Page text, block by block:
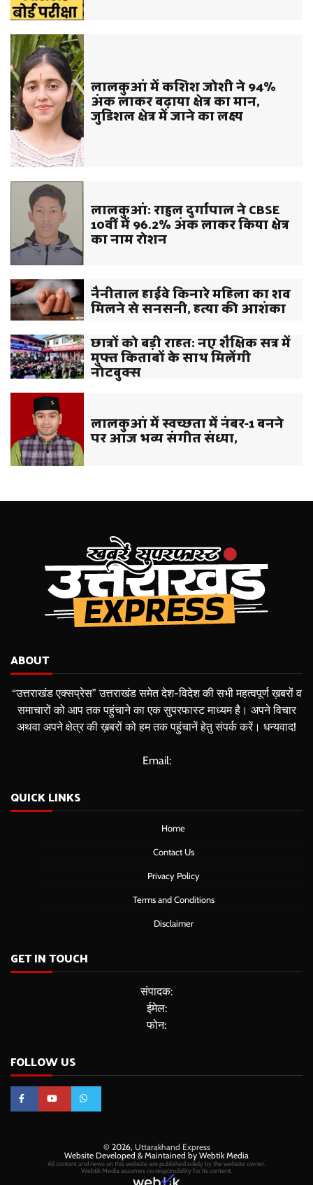
लालकुआं में कशिश जोशी ने 94%
अंक लाकर बढ़ाया क्षेत्र का मान,
जुडिशल क्षेत्र में जाने का लक्ष्य
लालकुआं: राहुल दुर्गापाल ने CBSE
10वीं में 96.2% अंक लाकर किया क्षेत्र
का नाम रोशन
नैनीताल हाईवे किनारे महिला का शव
मिलने से सनसनी, हत्या की आशंका
छात्रों को बड़ी राहत: नए शैक्षिक सत्र में
मुफ्त किताबों के साथ मिलेंगी
नोटबुक्स
लालकुआं में स्वच्छता में नंबर-1 बनने
पर आज भव्य संगीत संध्या,
ABOUT
“उत्तराखंड एक्सप्रेस” उत्तराखंड समेत देश-विदेश की सभी महत्वपूर्ण ख़बरों व
समाचारों को आप तक पहुंचाने का एक सुपरफास्ट माध्यम है। अपने विचार
अथवा अपने क्षेत्र की ख़बरों को हम तक पहुंचानें हेतु संपर्क करें। धन्यवाद!
Email:
QUICK LINKS
Home
Contact Us
Privacy Policy
Terms and Conditions
Disclaimer
GET IN TOUCH
संपादक:
ईमेल:
फोन:
FOLLOW US
© 2026, Uttarakhand Express
Website Developed & Maintained by Webtik Media
All content and news on this website are published solely by the website owner.
Webtik Media assumes no responsibility for its content.